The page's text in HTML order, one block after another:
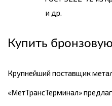
и др.
Купить
Крупнейший поставщик
«МетТрансТерминал»